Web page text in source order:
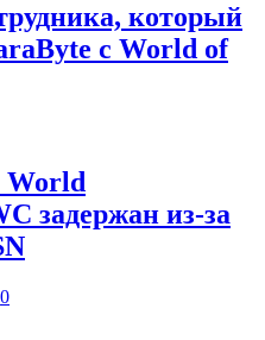
который
с World of
World
задержан из-за
0